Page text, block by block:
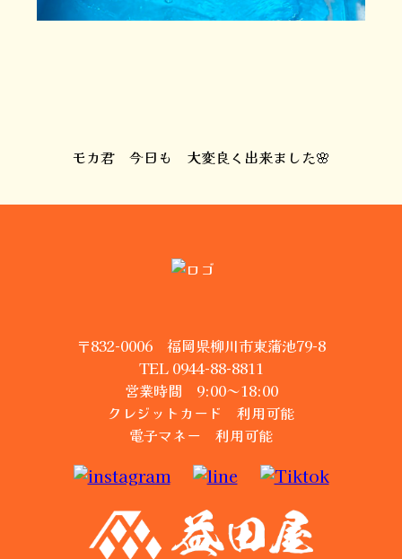
モカ君 今日も 大変良く出来ました🌸
〒832-0006 福岡県柳川市東蒲池79-8
TEL 0944-88-8811
営業時間 9:00～18:00
クレジットカード 利用可能
電子マネー 利用可能